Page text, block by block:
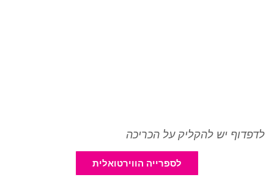
לדפדוף יש להקליק על הכריכה
לספרייה הווירטואלית